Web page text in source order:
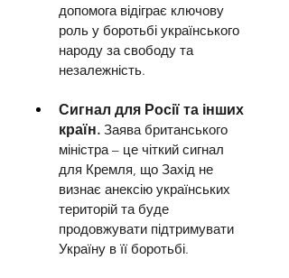
допомога відіграє ключову
роль у боротьбі українського
народу за свободу та
незалежність.
Сигнал для Росії та інших
країн. Заява британського
міністра – це чіткий сигнал
для Кремля, що Захід не
визнає анексію українських
територій та буде
продовжувати підтримувати
Україну в її боротьбі.